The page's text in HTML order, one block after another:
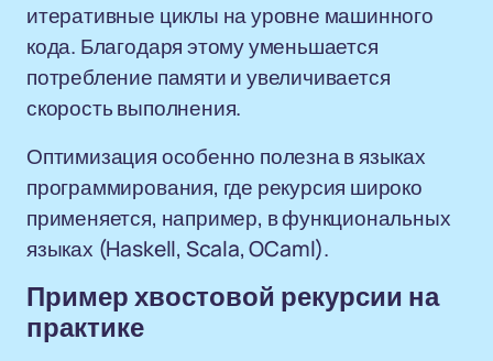
итеративные циклы на уровне машинного
кода. Благодаря этому уменьшается
потребление памяти и увеличивается
скорость выполнения.
Оптимизация особенно полезна в языках
программирования, где рекурсия широко
применяется, например, в функциональных
языках (Haskell, Scala, OCaml).
Пример хвостовой рекурсии на
практике